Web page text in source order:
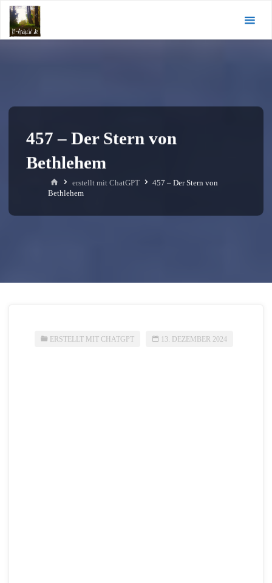
Zum
Inhalt
springen
457 – Der Stern von
Bethlehem
Starterstellt mit ChatGPT
457 – Der Stern von
Bethlehem
ERSTELLT MIT CHATGPT 13. DEZEMBER 2024